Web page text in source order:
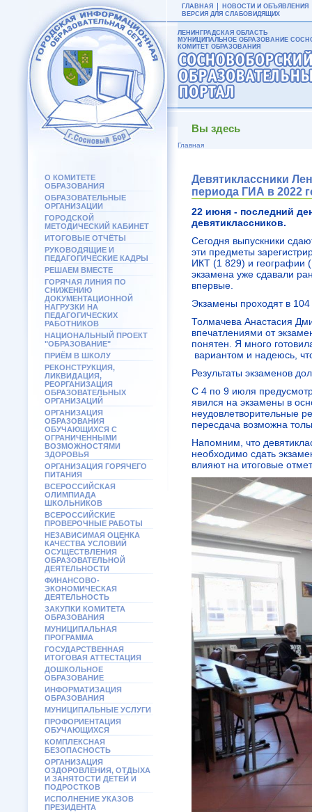
О КОМИТЕТЕ
ОБРАЗОВАНИЯ
ОБРАЗОВАТЕЛЬНЫЕ
ОРГАНИЗАЦИИ
ГОРОДСКОЙ
МЕТОДИЧЕСКИЙ КАБИНЕТ
ИТОГОВЫЕ ОТЧЁТЫ
РУКОВОДЯЩИЕ И
ПЕДАГОГИЧЕСКИЕ КАДРЫ
РЕШАЕМ ВМЕСТЕ
ГОРЯЧАЯ ЛИНИЯ ПО
СНИЖЕНИЮ
ДОКУМЕНТАЦИОННОЙ
НАГРУЗКИ НА
ПЕДАГОГИЧЕСКИХ
РАБОТНИКОВ
НАЦИОНАЛЬНЫЙ ПРОЕКТ
"ОБРАЗОВАНИЕ"
ПРИЁМ В ШКОЛУ
РЕКОНСТРУКЦИЯ,
ЛИКВИДАЦИЯ,
РЕОРГАНИЗАЦИЯ
ОБРАЗОВАТЕЛЬНЫХ
ОРГАНИЗАЦИЙ
ОРГАНИЗАЦИЯ
ОБРАЗОВАНИЯ
ОБУЧАЮЩИХСЯ С
ОГРАНИЧЕННЫМИ
ВОЗМОЖНОСТЯМИ
ЗДОРОВЬЯ
ОРГАНИЗАЦИЯ ГОРЯЧЕГО
ПИТАНИЯ
ВСЕРОССИЙСКАЯ
ОЛИМПИАДА
ШКОЛЬНИКОВ
ВСЕРОССИЙСКИЕ
ПРОВЕРОЧНЫЕ РАБОТЫ
НЕЗАВИСИМАЯ ОЦЕНКА
КАЧЕСТВА УСЛОВИЙ
ОСУЩЕСТВЛЕНИЯ
ОБРАЗОВАТЕЛЬНОЙ
ДЕЯТЕЛЬНОСТИ
ФИНАНСОВО-
ЭКОНОМИЧЕСКАЯ
ДЕЯТЕЛЬНОСТЬ
ЗАКУПКИ КОМИТЕТА
ОБРАЗОВАНИЯ
МУНИЦИПАЛЬНАЯ
ПРОГРАММА
ГОСУДАРСТВЕННАЯ
ИТОГОВАЯ АТТЕСТАЦИЯ
ДОШКОЛЬНОЕ
ОБРАЗОВАНИЕ
ИНФОРМАТИЗАЦИЯ
ОБРАЗОВАНИЯ
МУНИЦИПАЛЬНЫЕ УСЛУГИ
ПРОФОРИЕНТАЦИЯ
ОБУЧАЮЩИХСЯ
КОМПЛЕКСНАЯ
БЕЗОПАСНОСТЬ
ОРГАНИЗАЦИЯ
ОЗДОРОВЛЕНИЯ, ОТДЫХА
И ЗАНЯТОСТИ ДЕТЕЙ И
ПОДРОСТКОВ
ИСПОЛНЕНИЕ УКАЗОВ
ПРЕЗИДЕНТА
ГЛАВНАЯ
НОВОСТИ И ОБЪЯВЛЕНИЯ
ВЕРСИЯ ДЛЯ СЛАБОВИДЯЩИХ
ЛЕНИНГРАДСКАЯ ОБЛАСТЬ
МУНИЦИПАЛЬНОЕ ОБРАЗОВАНИЕ
КОМИТЕТ ОБРАЗОВАНИЯ
Вы здесь
Главная
Девятиклассники
периода ГИА в 2022
22 июня - последний
девятиклассников.
Сегодня выпускники
эти предметы
ИКТ (1 829) и географии
экзамена уже сдавали
впервые.
Экзамены проходят в
Толмачева Анастасия
впечатлениями от
понятен. Я много
вариантом и надеюсь,
Результаты экзаменов
С 4 по 9 июля
явился на экзамены в
неудовлетворительные
пересдача возможна
Напомним, что
необходимо сдать
влияют на итоговые